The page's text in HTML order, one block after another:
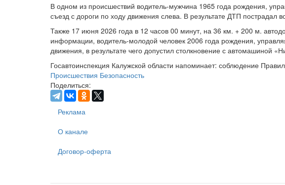
В одном из происшествий водитель-мужчина 1965 года рождения,
съезд с дороги по ходу движения слева. В результате ДТП пострадал
Также 17 июня 2026 года в 12 часов 00 минут, на 36 км. + 200 м.
информации, водитель-молодой человек 2006 года рождения,
движения, в результате чего допустил столкновение с
Госавтоинспекция Калужской области напоминает: соблюдение
Происшествия Безопасность
Поделиться:
Реклама
О канале
Договор-оферта